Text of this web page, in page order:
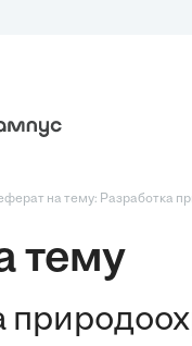
на тему: Разработка
тему